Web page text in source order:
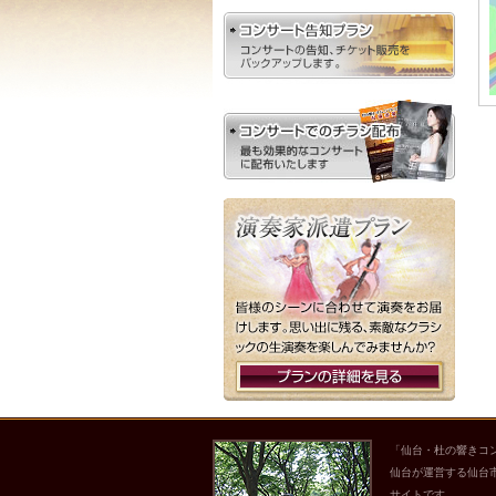
「仙台・杜の響き
仙台が運営する仙台